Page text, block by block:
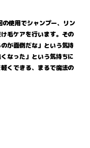
使用でシャンプー、リン
毛ケアを行います。その
が面倒だな」という気持
なった」という気持ちに
くできる、まるで魔法の